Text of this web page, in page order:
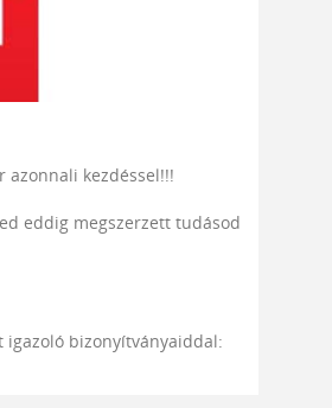
azonnali kezdéssel!!!
eddig megszerzett tudásod
igazoló bizonyítványaiddal: